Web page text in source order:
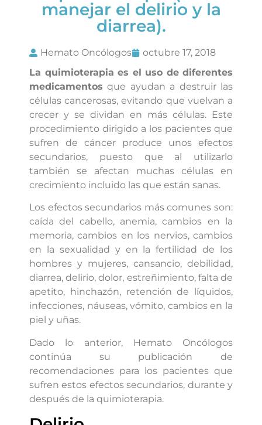
manejar el delirio y la
diarrea).
Hemato Oncólogos
octubre 17, 2018
La quimioterapia es el uso de diferentes
medicamentos que ayudan a destruir las
células cancerosas, evitando que vuelvan a
crecer y se dividan en más células. Este
procedimiento dirigido a los pacientes que
sufren de cáncer produce unos efectos
secundarios, puesto que al utilizarlo
también se afectan muchas células en
crecimiento incluido las que están sanas.
Los efectos secundarios más comunes son:
caída del cabello, anemia, cambios en la
memoria, cambios en los nervios, cambios
en la sexualidad y en la fertilidad de los
hombres y mujeres, cansancio, debilidad,
diarrea, delirio, dolor, estreñimiento, falta de
apetito, hinchazón, retención de líquidos,
infecciones, náuseas, vómito, cambios en la
piel y uñas.
Dado lo anterior, Hemato Oncólogos
continúa su publicación de
recomendaciones para los pacientes que
sufren estos efectos secundarios, durante y
después de la quimioterapia.